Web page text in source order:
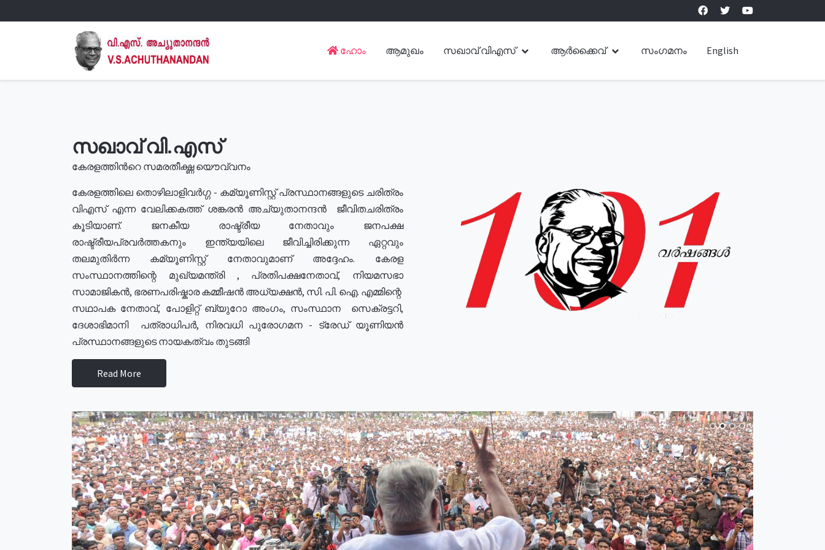
ഹോം ആമുഖം സഖാവ് വിഎസ് ആർക്കൈവ് സംഗമനം English
സഖാവ് വി.എസ്
കേരളത്തിൻറെ സമരതീക്ഷ്ണ യൌവ്വനം
കേരളത്തിലെ തൊഴിലാളിവർഗ്ഗ - കമ്യൂണിസ്റ്റ് പ്രസ്ഥാനങ്ങളുടെ ചരിത്രം
വിഎസ് എന്ന വേലിക്കകത്ത് ശങ്കരൻ അച്യുതാനന്ദൻ ജീവിതചരിത്രം
കൂടിയാണ്. ജനകീയ രാഷ്ട്രീയ നേതാവും ജനപക്ഷ
രാഷ്ട്രീയപ്രവർത്തകനും ഇന്ത്യയിലെ ജീവിച്ചിരിക്കുന്ന ഏറ്റവും
തലമുതിർന്ന കമ്യൂണിസ്റ്റ് നേതാവുമാണ് അദ്ദേഹം. കേരള
സംസ്ഥാനത്തിന്റെ മുഖ്യമന്ത്രി , പ്രതിപക്ഷനേതാവ്, നിയമസഭാ
സാമാജികൻ, ഭരണപരിഷ്കാര കമ്മീഷൻ അധ്യക്ഷൻ, സി. പി. ഐ. എമ്മിന്റെ
സഥാപക നേതാവ്, പോളിറ്റ് ബ്യുറോ അംഗം, സംസ്ഥാന സെക്രട്ടറി,
ദേശാഭിമാനി പത്രാധിപർ, നിരവധി പുരോഗമന - ട്രേഡ് യൂണിയൻ
പ്രസ്ഥാനങ്ങളുടെ നായകത്വം തുടങ്ങി
Read More